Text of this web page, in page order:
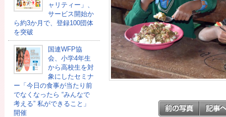
ャリティー」、
サービス開始か
ら約3か月で、登録100団体
を突破
国連WFP協
会、小学4年生
から高校生を対
象にしたセミナ
ー「今日の食事が当たり前
でなくなったら “みんなで
考える” 私ができること」
開催